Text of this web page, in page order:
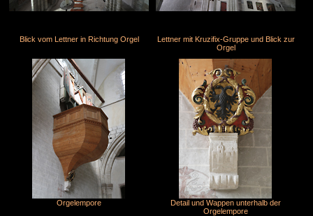
Blick vom Lettner in Richtung Orgel
Lettner mit Kruzifix-Gruppe und Blick zur
Orgel
Orgelempore
Detail und Wappen unterhalb der
Orgelempore